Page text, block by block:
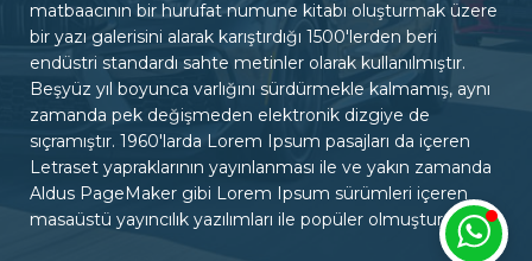
ÇALIŞMA SAATLERİ
Hafta içi : 09:00 - 18:00
Hafta sonu : 10:00 - 15:00
İLETİŞİM
0322 000 00 00
iletisim@siteadresiniz.com
matbaacının bir hurufat numune kitabı oluşturmak üzere
bir yazı galerisini alarak karıştırdığı 1500'lerden beri
endüstri standardı sahte metinler olarak kullanılmıştır.
Beşyüz yıl boyunca varlığını sürdürmekle kalmamış, aynı
zamanda pek değişmeden elektronik dizgiye de
sıçramıştır. 1960'larda Lorem Ipsum pasajları da içeren
Letraset yapraklarının yayınlanması ile ve yakın zamanda
Aldus PageMaker gibi Lorem Ipsum sürümleri içeren
masaüstü yayıncılık yazılımları ile popüler olmuştur.